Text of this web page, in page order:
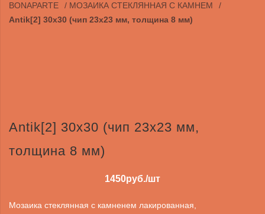
BONAPARTE
/ МОЗАИКА СТЕКЛЯННАЯ С КАМНЕМ
/
Antik[2] 30x30 (чип 23х23 мм, толщина 8 мм)
Antik[2] 30x30 (чип 23х23 мм,
толщина 8 мм)
1450руб./шт
Мозаика стеклянная с камненем лакированная,